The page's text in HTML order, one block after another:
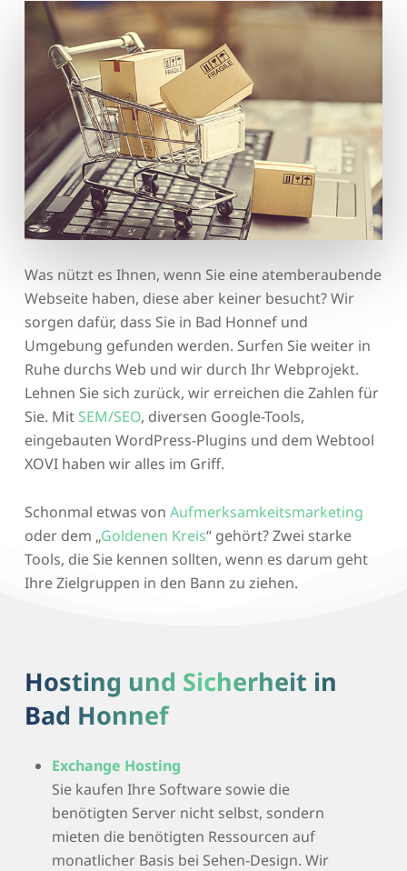
Was nützt es Ihnen, wenn Sie eine atemberaubende
Webseite haben, diese aber keiner besucht? Wir
sorgen dafür, dass Sie in Bad Honnef und
Umgebung gefunden werden. Surfen Sie weiter in
Ruhe durchs Web und wir durch Ihr Webprojekt.
Lehnen Sie sich zurück, wir erreichen die Zahlen für
Sie. Mit SEM/SEO, diversen Google-Tools,
eingebauten WordPress-Plugins und dem Webtool
XOVI haben wir alles im Griff.
Schonmal etwas vonAufmerksamkeitsmarketing
oder dem „Goldenen Kreis“ gehört? Zwei starke
Tools, die Sie kennen sollten, wenn es darum geht
Ihre Zielgruppen in den Bann zu ziehen.
Hosting und Sicherheit in
Bad Honnef
Exchange Hosting
Sie kaufen Ihre Software sowie die
benötigten Server nicht selbst, sondern
mieten die benötigten Ressourcen auf
monatlicher Basis bei Sehen-Design. Wir